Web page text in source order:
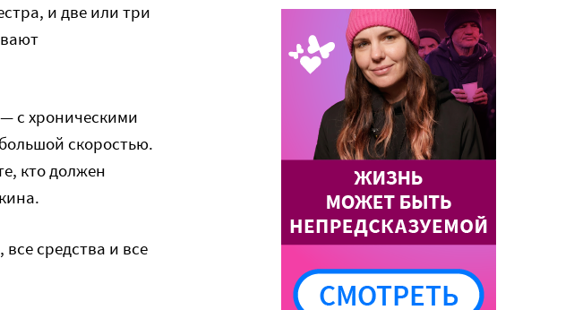
и две или три
с хроническими
скоростью.
кто должен
средства и все